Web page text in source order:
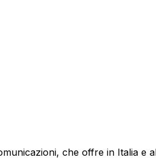
che offre in Italia e